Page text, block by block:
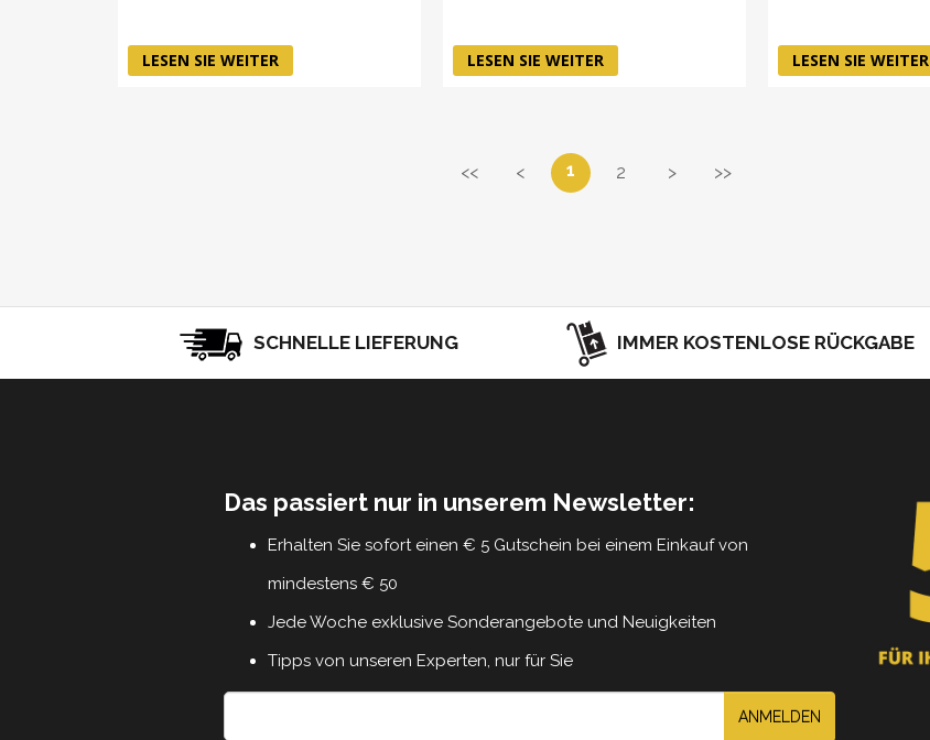
LESEN SIE WEITER LESEN SIE WEITER LESEN SIE WEITER
<< < 1 2 > >>
SCHNELLE LIEFERUNG IMMER KOSTENLOSE RÜCKGABE
Das passiert nur in unserem Newsletter:
Erhalten Sie sofort einen € 5 Gutschein bei einem Einkauf von
mindestens € 50
Jede Woche exklusive Sonderangebote und Neuigkeiten
Tipps von unseren Experten, nur für Sie
ANMELDEN